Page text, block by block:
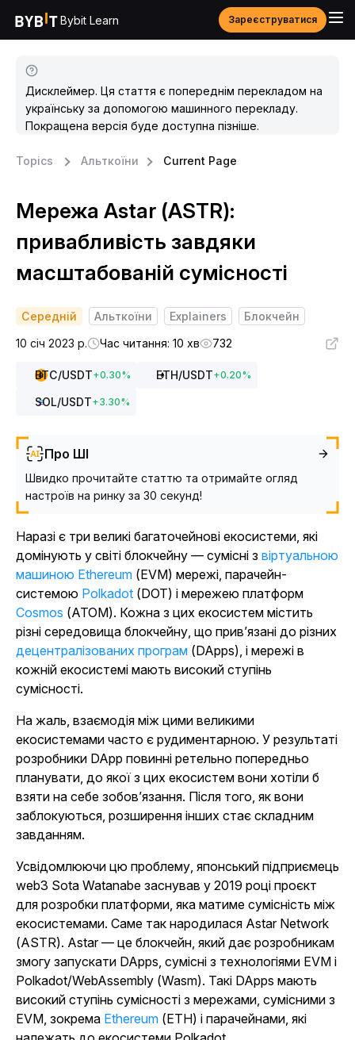
Bybit Learn Зареєструватися
Дисклеймер. Ця стаття є попереднім перекладом на
українську за допомогою машинного перекладу.
Покращена версія буде доступна пізніше.
Topics Альткоїни Current Page
Мережа Astar (ASTR):
привабливість завдяки
масштабованій сумісності
Середній Альткоїни Explainers
Блокчейн
10 січ 2023 р.
Час читання: 10 хв 732
BTC/USDT+0.30% ETH/USDT+0.20%
SOL/USDT+3.30%
Про ШІ
Швидко прочитайте статтю та отримайте огляд
настроїв на ринку за 30 секунд!
Наразі є три великі багаточейнові екосистеми, які
домінують у світі блокчейну — сумісні з віртуальною
машиною Ethereum (EVM) мережі, парачейн-
системою Polkadot (DOT) і мережею платформ
Cosmos (ATOM). Кожна з цих екосистем містить
різні середовища блокчейну, що прив’язані до різних
децентралізованих програм (DApps), і мережі в
кожній екосистемі мають високий ступінь
сумісності.
На жаль, взаємодія між цими великими
екосистемами часто є рудиментарною. У результаті
розробники DApp повинні ретельно попередньо
планувати, до якої з цих екосистем вони хотіли б
взяти на себе зобов’язання. Після того, як вони
заблокуються, розширення інших стає складним
завданням.
Усвідомлюючи цю проблему, японський підприємець
web3 Sota Watanabe заснував у 2019 році проєкт
для розробки платформи, яка матиме сумісність між
екосистемами. Саме так народилася Astar Network
(ASTR). Astar — це блокчейн, який дає розробникам
змогу запускати DApps, сумісні з технологіями EVM і
Polkadot/WebAssembly (Wasm). Такі DApps мають
високий ступінь сумісності з мережами, сумісними з
EVM, зокрема Ethereum (ETH) і парачейнами, які